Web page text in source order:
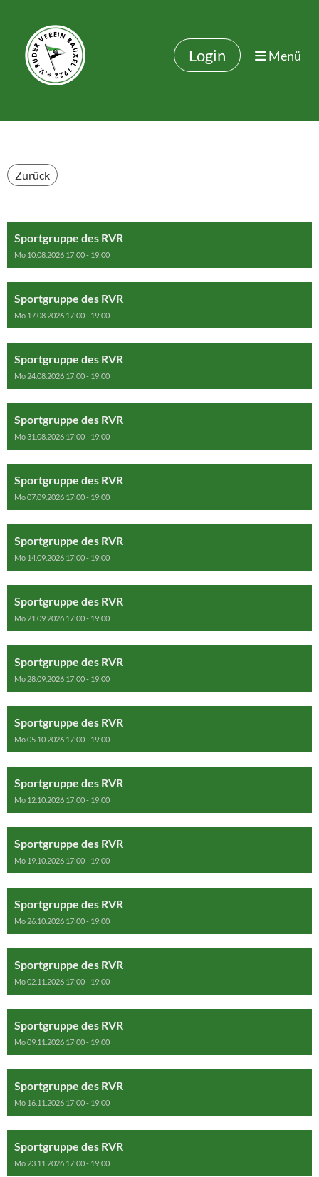
Login Menü
Zurück
Sportgruppe des RVR
Mo 10.08.2026 17:00 - 19:00
Sportgruppe des RVR
Mo 17.08.2026 17:00 - 19:00
Sportgruppe des RVR
Mo 24.08.2026 17:00 - 19:00
Sportgruppe des RVR
Mo 31.08.2026 17:00 - 19:00
Sportgruppe des RVR
Mo 07.09.2026 17:00 - 19:00
Sportgruppe des RVR
Mo 14.09.2026 17:00 - 19:00
Sportgruppe des RVR
Mo 21.09.2026 17:00 - 19:00
Sportgruppe des RVR
Mo 28.09.2026 17:00 - 19:00
Sportgruppe des RVR
Mo 05.10.2026 17:00 - 19:00
Sportgruppe des RVR
Mo 12.10.2026 17:00 - 19:00
Sportgruppe des RVR
Mo 19.10.2026 17:00 - 19:00
Sportgruppe des RVR
Mo 26.10.2026 17:00 - 19:00
Sportgruppe des RVR
Mo 02.11.2026 17:00 - 19:00
Sportgruppe des RVR
Mo 09.11.2026 17:00 - 19:00
Sportgruppe des RVR
Mo 16.11.2026 17:00 - 19:00
Sportgruppe des RVR
Mo 23.11.2026 17:00 - 19:00